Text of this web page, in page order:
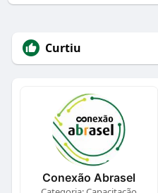
Curtiu
Conexão Abrasel